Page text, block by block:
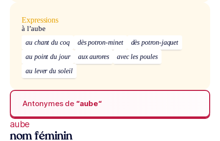
Expressions
à l’aube
au chant du coq dès potron-minet
dès potron-jaquet
au point du jour
aux aurores
avec les poules
au lever du soleil
Antonymes de “aube“
aube
nom féminin